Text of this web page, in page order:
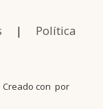
| Política
con por